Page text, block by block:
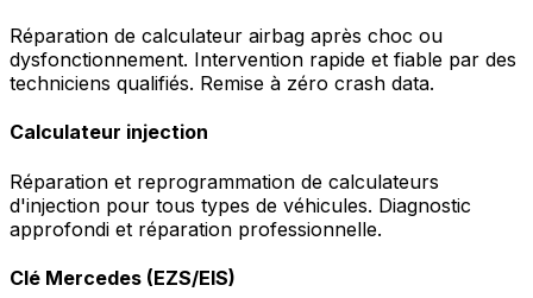
Réparation de calculateur airbag après choc ou
dysfonctionnement. Intervention rapide et fiable par des
techniciens qualifiés. Remise à zéro crash data.
Calculateur injection
Réparation et reprogrammation de calculateurs
d'injection pour tous types de véhicules. Diagnostic
approfondi et réparation professionnelle.
Clé Mercedes (EZS/EIS)